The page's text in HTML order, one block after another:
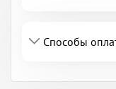
Способы